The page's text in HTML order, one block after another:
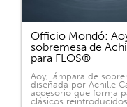
Officio Mondó:
sobremesa de
para FLOS®
Aoy, lámpara de
diseñada por Achille
accesorio que forma
clásicos